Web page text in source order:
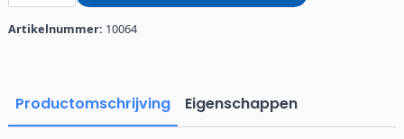
aantal
Artikelnummer: 10064
Productomschrijving Eigenschappen